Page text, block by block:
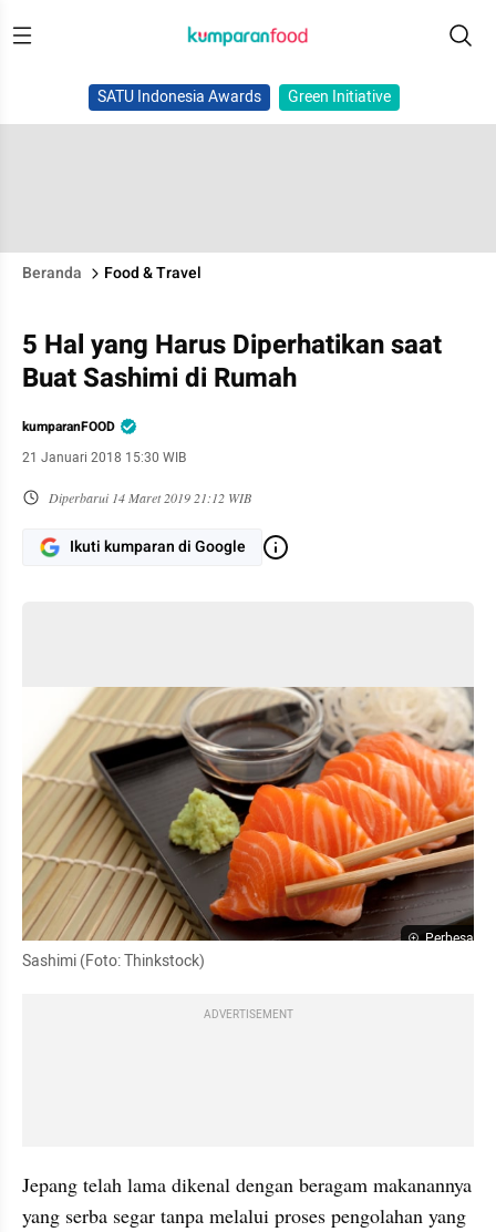
SATU Indonesia Awards Green Initiative
Beranda Food & Travel
5 Hal yang Harus Diperhatikan saat
Buat Sashimi di Rumah
kumparanFOOD
21 Januari 2018 15:30 WIB
Diperbarui 14 Maret 2019 21:12 WIB
Ikuti kumparan di Google
Perbesar
Sashimi (Foto: Thinkstock)
ADVERTISEMENT
Jepang telah lama dikenal dengan beragam makanannya
yang serba segar tanpa melalui proses pengolahan yang